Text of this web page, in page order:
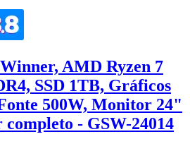
AMD Ryzen 7
SSD 1TB, Gráficos
500W, Monitor 24"
- GSW-24014